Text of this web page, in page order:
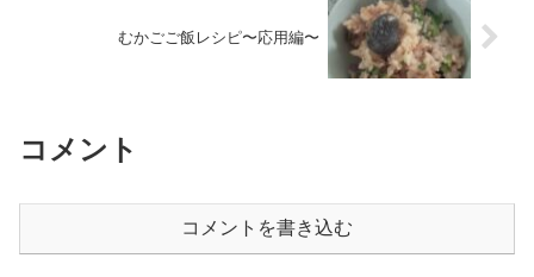
むかごご飯レシピ〜応用編〜
コメント
コメントを書き込む